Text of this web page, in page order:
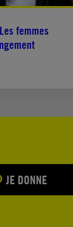
femmes
JE DONNE